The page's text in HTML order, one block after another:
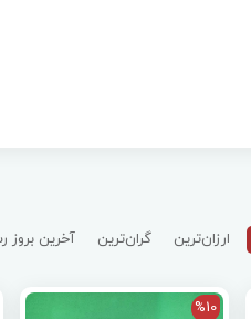
ارزان‌ترین گران‌ترین آخرین بروز
%10